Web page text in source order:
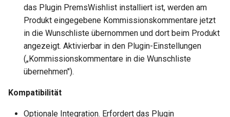
das Plugin PremsWishlist installiert ist, werden am
Produkt eingegebene Kommissionskommentare jetzt
in die Wunschliste übernommen und dort beim Produkt
angezeigt. Aktivierbar in den Plugin-Einstellungen
(„Kommissionskommentare in die Wunschliste
übernehmen").
Kompatibilität
Optionale Integration. Erfordert das Plugin